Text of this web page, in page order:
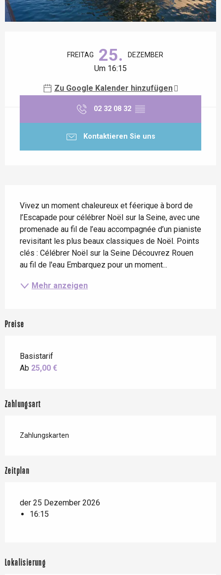
FREITAG 25. DEZEMBER
Um 16:15
Zu Google Kalender hinzufügen
02 32 08 32 ▒▒
Kontaktieren Sie uns
Vivez un moment chaleureux et féerique à bord de
l’Escapade pour célébrer Noël sur la Seine, avec une
promenade au fil de l’eau accompagnée d’un pianiste
revisitant les plus beaux classiques de Noël. Points
clés : Célébrer Noël sur la Seine Découvrez Rouen
au fil de l'eau Embarquez pour un moment...
Mehr anzeigen
Preise
Basistarif
Ab 25,00 €
Zahlungsart
Zahlungskarten
Zeitplan
der 25 Dezember 2026
16:15
Lokalisierung